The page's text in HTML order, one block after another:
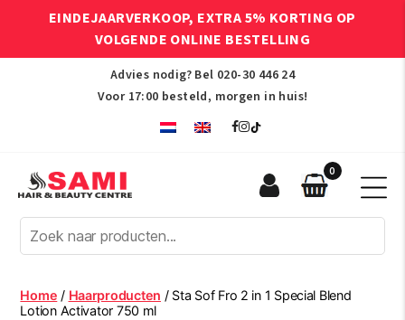
EINDEJAARVERKOOP, EXTRA 5% KORTING OP
VOLGENDE ONLINE BESTELLING
Advies nodig? Bel 020-30 446 24
Voor 17:00 besteld, morgen in huis!
Afro
Hair
Beauty
Centre
0
Home / Haarproducten / Sta Sof Fro 2 in 1 Special Blend
Lotion Activator 750 ml